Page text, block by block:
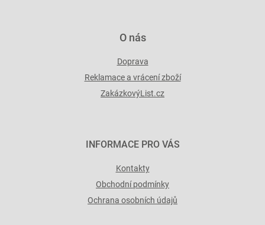
O nás
Doprava
Reklamace a vrácení zboží
ZakázkovýList.cz
INFORMACE PRO VÁS
Kontakty
Obchodní podmínky
Ochrana osobních údajů